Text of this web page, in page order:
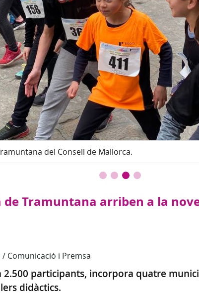
del Consell de Mallorca.
de Tramuntana arriben a la
Comunicació i Premsa
participants, incorpora quatre
didàctics.